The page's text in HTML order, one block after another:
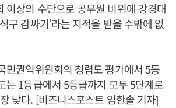
이상의 수단으로 공무원 비위에 강경대
구 감싸기’라는 지적을 받을 수밖에 없
민권익위원회의 청렴도 평가에서 5등
는 1등급에서 5등급까지 모두 5단계로
낮다. [비즈니스포스트 임한솔 기자]